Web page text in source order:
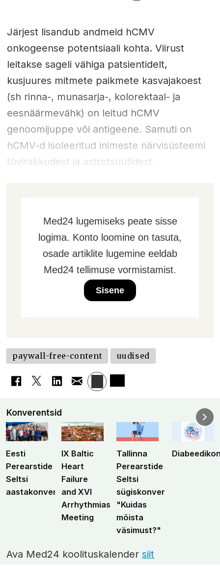
Järjest lisandub andmeid hCMV
onkogeense potentsiaali kohta. Viirust
leitakse sageli vähiga patsientidelt,
kusjuures mitmete paikmete kasvajakoest
(sh rinna-, munasarja-, kolorektaal- ja
eesnäärmevähk) on leitud hCMV
genoomijuppe või antigeene. Samuti on
hCMV-d isoleeritud inimeste närvisüsteemi
tüvirakkudest ja astrotsüütidest.
Med24 lugemiseks peate sisse
logima. Konto loomine on tasuta,
osade artiklite lugemine eeldab
Med24 tellimuse vormistamist.
Sisene
paywall-free-content uudised
Konverentsid
Eesti
Perearstide
Seltsi
aastakonverents
IX Baltic
Heart
Failure
and XVI
Arrhythmias
Meeting
Tallinna
Perearstide
Seltsi
sügiskonverents
"Kuidas
mõista
väsimust?"
Ava Med24 koolituskalendersiit